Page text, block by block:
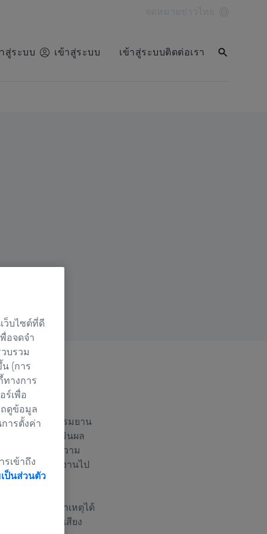
สู่ระบบ เข้าสู่ระบบ เข้าสู่ระบบติดต่อเรา
ต
ดิม อุตสาหกรรมยาน
อง การประเมินผล
ามปลอดภัย ความ
ยนอกเมื่อใช้งานไป
ประกอบและสาเหตุได้
เช่น การลดเสียง
ว็บไซต์ที่ดี
อจดจำ
บรวม
(การ
างการ
ร์เพื่อ
ดูข้อมูล
ารตั้งค่า
เข้าถึง
ป็นส่วนตัว